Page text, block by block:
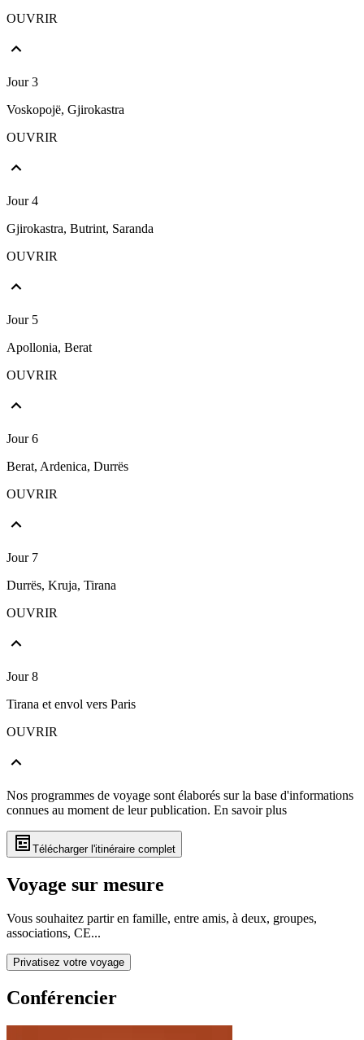
OUVRIR
Jour 3
Voskopojë, Gjirokastra
OUVRIR
Jour 4
Gjirokastra, Butrint, Saranda
OUVRIR
Jour 5
Apollonia, Berat
OUVRIR
Jour 6
Berat, Ardenica, Durrës
OUVRIR
Jour 7
Durrës, Kruja, Tirana
OUVRIR
Jour 8
Tirana et envol vers Paris
OUVRIR
Nos programmes de voyage sont élaborés sur la base d'informations
connues au moment de leur publication. En savoir plus
Télécharger l'itinéraire complet
Voyage sur mesure
Vous souhaitez partir en famille, entre amis, à deux, groupes,
associations, CE...
Privatisez votre voyage
Conférencier